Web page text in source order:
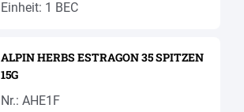
Einheit: 1 BEC
ALPIN HERBS ESTRAGON 35 SPITZEN
15G
Nr.: AHE1F